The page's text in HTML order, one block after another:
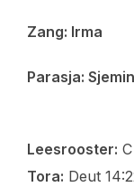
Zang: Irma
Parasja:
Leesrooster: C
Tora: Deut